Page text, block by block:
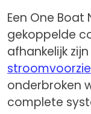
Een One
gekoppelde
afhankelijk
onderbroken
complete